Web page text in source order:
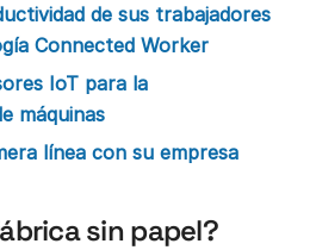
de sus trabajadores
Connected Worker
IoT para la
máquinas
línea con su empresa
sin papel?